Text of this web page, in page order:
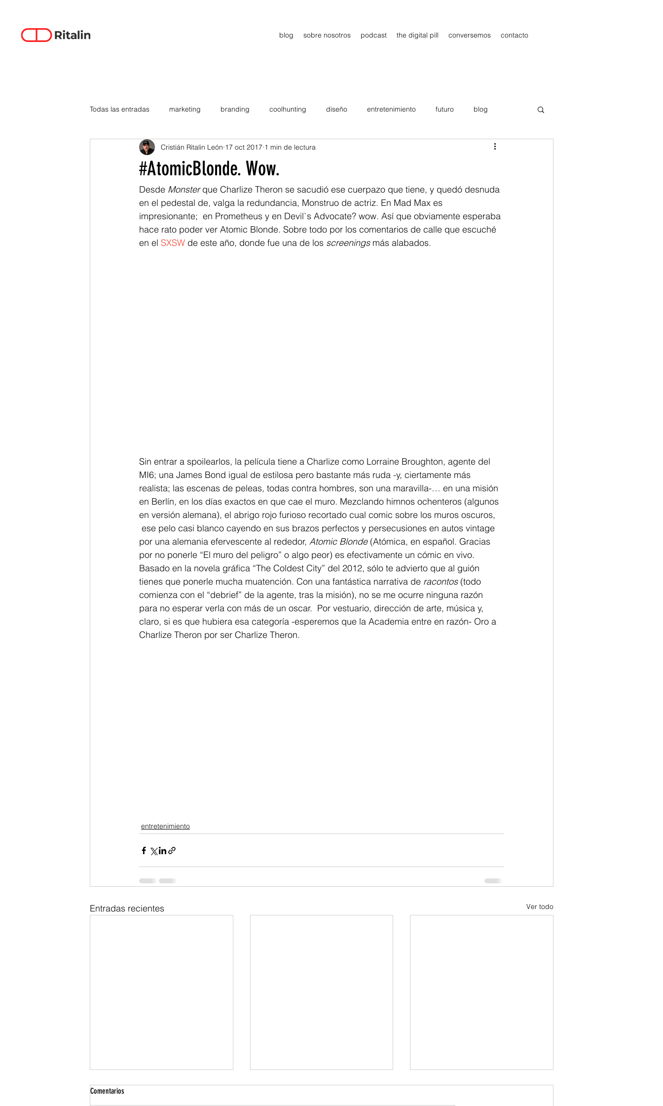
blog sobre nosotros podcast the digital pill conversemos contacto
Todas las entradas marketing branding coolhunting diseño entretenimiento futuro blog
data-driven creativity emprendimiento estrategia Publicidad
smartphones tecnología Viajes tendencias Wow B2B Showcase
#AtomicBlonde. Wow.
Cristián Ritalin León 17 oct 2017 1 min de lectura
Desde Monster que Charlize Theron se sacudió ese cuerpazo que tiene, y quedó desnuda
en el pedestal de, valga la redundancia, Monstruo de actriz. En Mad Max es
impresionante;  en Prometheus y en Devil`s Advocate? wow. Así que obviamente esperaba
hace rato poder ver Atomic Blonde. Sobre todo por los comentarios de calle que escuché
en el SXSW de este año, donde fue una de los screenings más alabados.
Sin entrar a spoilearlos, la película tiene a Charlize como Lorraine Broughton, agente del
MI6; una James Bond igual de estilosa pero bastante más ruda -y, ciertamente más
realista; las escenas de peleas, todas contra hombres, son una maravilla-… en una misión
en Berlín, en los días exactos en que cae el muro. Mezclando himnos ochenteros (algunos
en versión alemana), el abrigo rojo furioso recortado cual comic sobre los muros oscuros,
ese pelo casi blanco cayendo en sus brazos perfectos y persecusiones en autos vintage
por una alemania efervescente al rededor, Atomic Blonde (Atómica, en español. Gracias
por no ponerle “El muro del peligro” o algo peor) es efectivamente un cómic en vivo.
Basado en la novela gráfica “The Coldest City” del 2012, sólo te advierto que al guión
tienes que ponerle mucha muatención. Con una fantástica narrativa de racontos (todo
comienza con el “debrief” de la agente, tras la misión), no se me ocurre ninguna razón
para no esperar verla con más de un oscar.  Por vestuario, dirección de arte, música y,
claro, si es que hubiera esa categoría -esperemos que la Academia entre en razón- Oro a
Charlize Theron por ser Charlize Theron.
entretenimiento
Entradas recientes Ver todo
Comentarios